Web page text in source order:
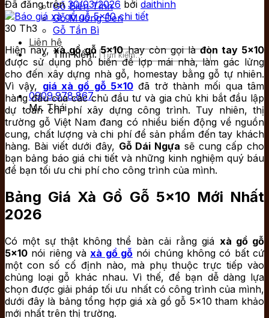
Gỗ Biến Tính
Gỗ Muồng Đen
Gỗ Tần Bì
Liên hệ
Tìm kiếm:
0909.978.867
Mr. Thái
Đã đăng trên 30/03/2026 bởi daithinh
30 Th3
Hiện nay,xà gồ gỗ 5×10hay còn gọi làđòn tay 5×10
được sử dụng phổ biến để lợp mái nhà, làm gác lửng
cho đến xây dựng nhà gỗ, homestay bằng gỗ tự nhiên.
Vì vậy, giá xà gồ gỗ 5×10 đã trở thành mối qua tâm
hàng đầu của các chủ đầu tư và gia chủ khi bắt đầu lập
dự toán chi phí xây dựng công trình. Tuy nhiên, thị
trường gỗ Việt Nam đang có nhiều biến động về nguồn
cung, chất lượng và chi phí để sản phẩm đến tay khách
hàng. Bài viết dưới đây, Gỗ Dái Ngựa sẽ cung cấp cho
bạn bảng báo giá chi tiết và những kinh nghiệm quý báu
để bạn tối ưu chi phí cho công trình của mình.
Bảng Giá Xà Gồ Gỗ 5×10 Mới Nhất
2026
Có một sự thật không thể bàn cải rằng giá xà gồ gỗ
5×10 nói riêng và xà gồ gỗ nói chúng không có bất cứ
một con số cố định nào, mà phụ thuộc trực tiếp vào
chủng loại gỗ khác nhau. Vì thế, để bạn dễ dàng lựa
chọn được giải pháp tối ưu nhất có công trình của mình,
dưới đây là bảng tổng hợp giá xà gồ gỗ 5×10 tham khảo
mới nhất trên thị trường.